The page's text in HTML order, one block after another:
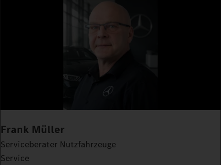
Frank Müller
Serviceberater Nutzfahrzeuge
Service